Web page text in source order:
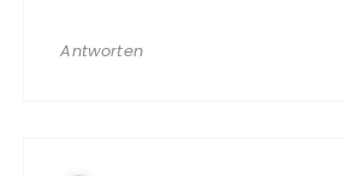
Antworten